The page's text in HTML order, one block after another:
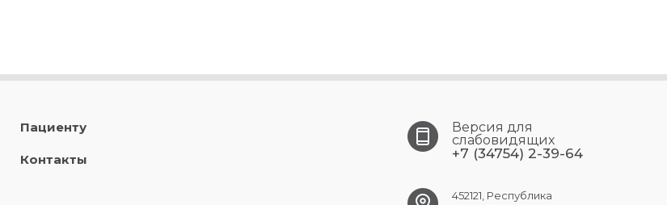
Пациенту
Контакты
Версия для
слабовидящих
+7 (34754) 2-39-64
452121, Республика